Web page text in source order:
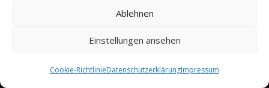
Ablehnen
Einstellungen ansehen
Cookie-RichtlinieDatenschutzerklärungImpressum